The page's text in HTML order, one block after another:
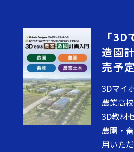
「3D
造園
売予
3Dマイ
農業高
3D教材
農園・
用いただ